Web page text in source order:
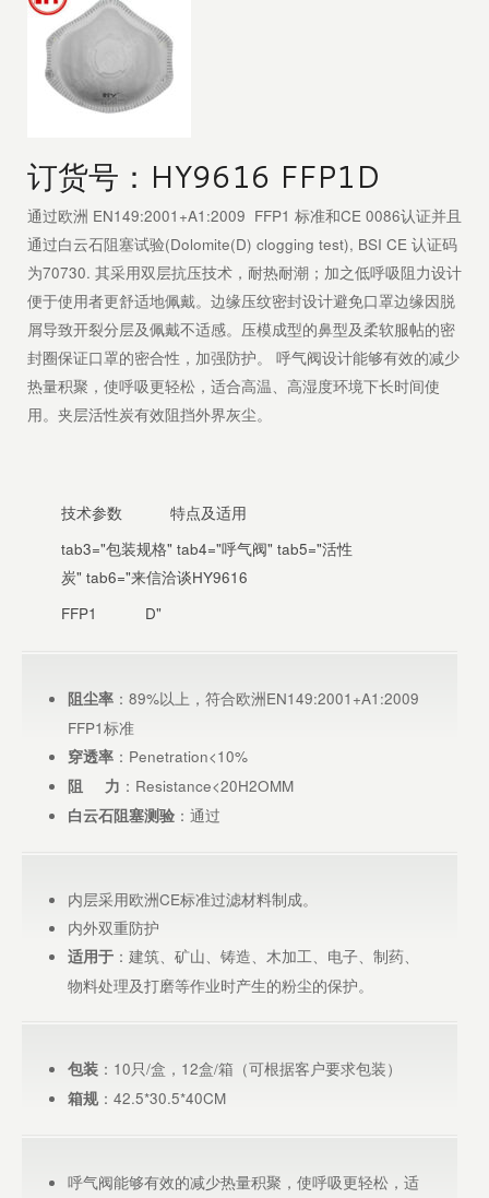
订货号：HY9616 FFP1D
通过欧洲 EN149:2001+A1:2009 FFP1 标准和CE 0086认证并且
通过白云石阻塞试验(Dolomite(D) clogging test), BSI CE 认证码
为70730. 其采用双层抗压技术，耐热耐潮；加之低呼吸阻力设计
便于使用者更舒适地佩戴。边缘压纹密封设计避免口罩边缘因脱
屑导致开裂分层及佩戴不适感。压模成型的鼻型及柔软服帖的密
封圈保证口罩的密合性，加强防护。 呼气阀设计能够有效的减少
热量积聚，使呼吸更轻松，适合高温、高湿度环境下长时间使
用。夹层活性炭有效阻挡外界灰尘。
技术参数
特点及适用
tab3="包装规格" tab4="呼气阀" tab5="活性
炭" tab6="来信洽谈HY9616
FFP1
D"
阻尘率 ：89%以上，符合欧洲EN149:2001+A1:2009
FFP1标准
穿透率 ：Penetration<10%
阻 力 ：Resistance<20H2OMM
白云石阻塞测验 ：通过
内层采用欧洲CE标准过滤材料制成。
内外双重防护
适用于 ：建筑、矿山、铸造、木加工、电子、制药、
物料处理及打磨等作业时产生的粉尘的保护。
包装 ：10只/盒，12盒/箱（可根据客户要求包装）
箱规：42.5*30.5*40CM
呼气阀能够有效的减少热量积聚，使呼吸更轻松，适